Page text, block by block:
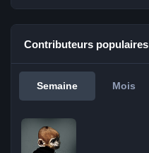
Contributeurs populaires
Semaine Mois